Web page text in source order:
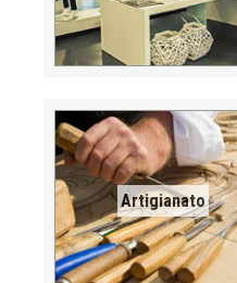
Artigianato